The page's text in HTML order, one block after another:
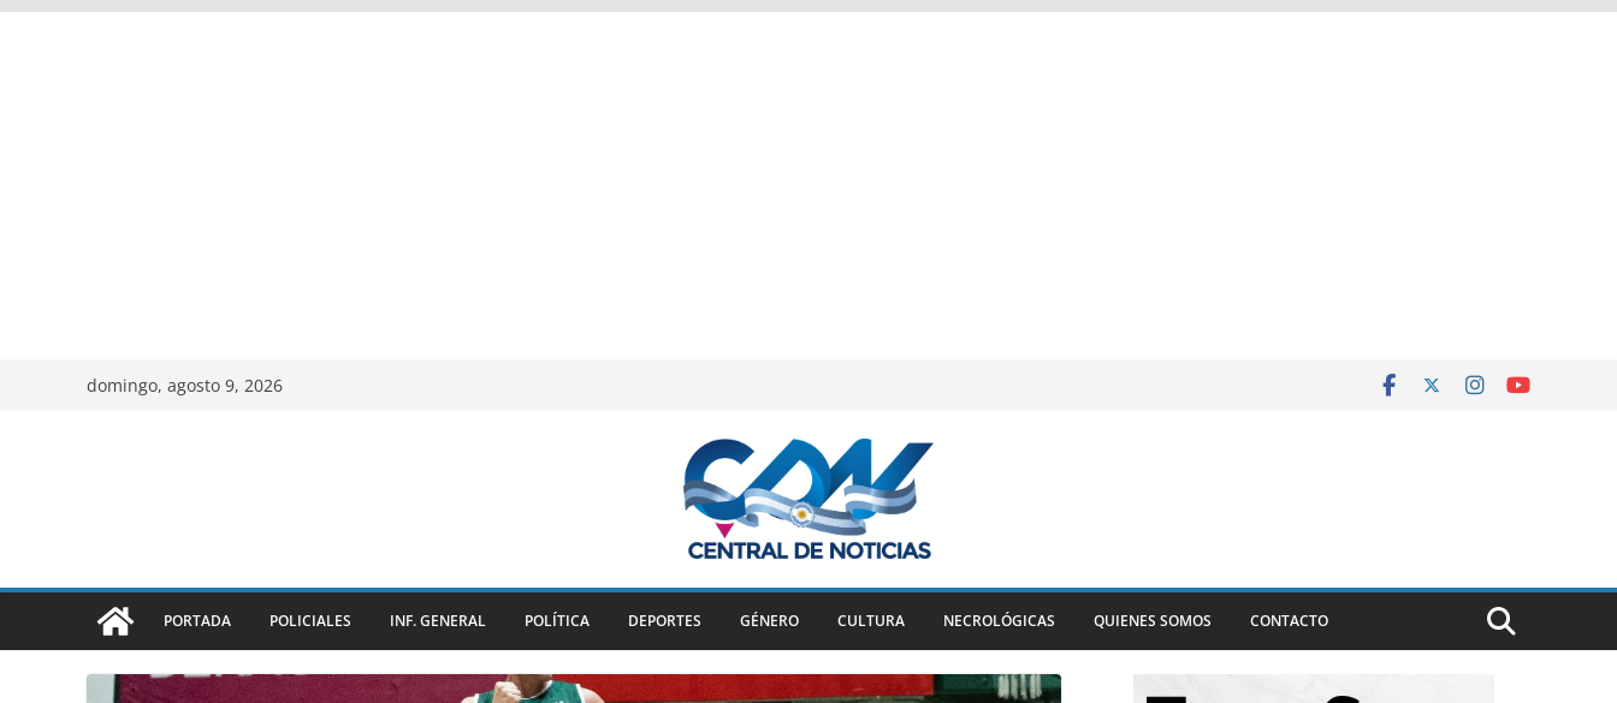
domingo, agosto 9, 2026
PORTADA POLICIALES INF. GENERAL POLÍTICA DEPORTES GÉNERO CULTURA NECROLÓGICAS QUIENES SOMOS CONTACTO